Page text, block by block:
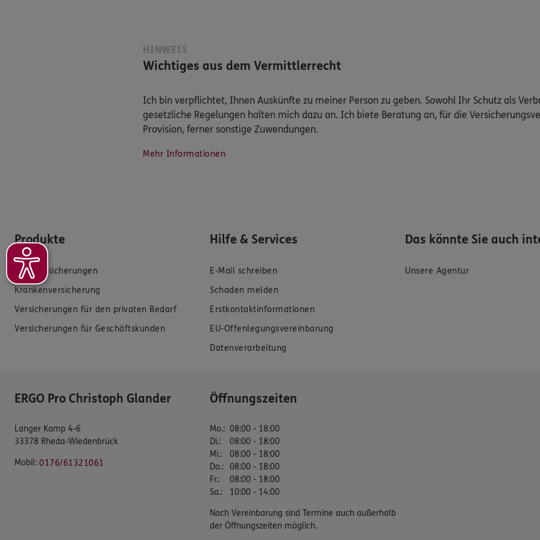
HINWEIS
Wichtiges aus dem Vermittlerrecht
Ich bin verpflichtet, Ihnen Auskünfte zu meiner Person zu geben. Sowohl Ihr Schutz als
gesetzliche Regelungen halten mich dazu an. Ich biete Beratung an, für die
Provision, ferner sonstige Zuwendungen.
Mehr Informationen
Produkte
Zahnversicherungen
Krankenversicherung
Versicherungen für den privaten Bedarf
Versicherungen für Geschäftskunden
Hilfe & Services
E-Mail schreiben
Schaden melden
Erstkontaktinformationen
EU-Offenlegungsvereinbarung
Datenverarbeitung
Das könnte Sie auch
Unsere Agentur
ERGO Pro Christoph Glander
Langer Kamp 4-6
33378 Rheda-Wiedenbrück
Mobil: 0176/61321061
Öffnungszeiten
Mo.: 08:00 - 18:00
Di.:
08:00 - 18:00
Mi.:
08:00 - 18:00
Do.: 08:00 - 18:00
Fr.:
08:00 - 18:00
Sa.: 10:00 - 14:00
Nach Vereinbarung sind Termine auch außerhalb
der Öffnungszeiten möglich.